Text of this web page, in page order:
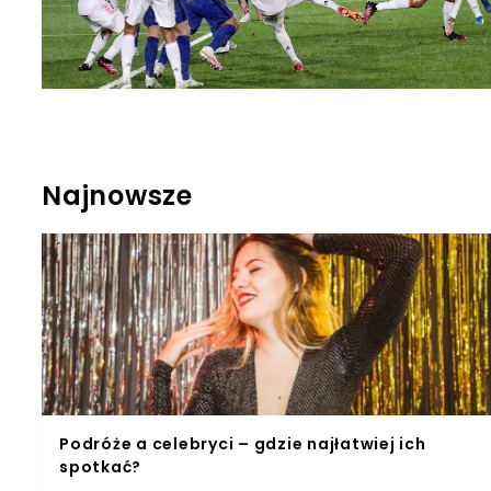
Najnowsze
Podróże a celebryci – gdzie najłatwiej ich
spotkać?